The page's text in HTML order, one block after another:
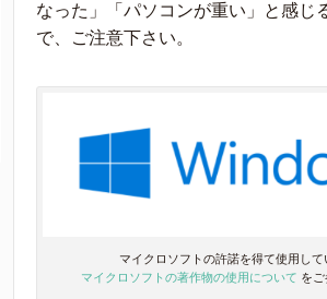
なった」「パソコンが重い」と感じ
で、ご注意下さい。
マイクロソフトの許諾を得て使用して
マイクロソフトの著作物の使用について をご